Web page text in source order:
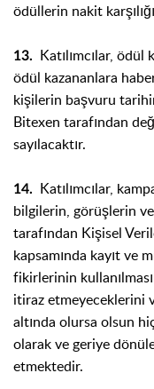
ödüllerin nakit
13.
Katılımcılar,
ödül kazananlara
kişilerin başvuru
Bitexen tarafından
sayılacaktır.
14.
Katılımcılar,
bilgilerin, görüşlerin
tarafından Kişisel
kapsamında kayıt ve
fikirlerinin
itiraz etmeyeceklerini
altında olursa olsun
olarak ve geriye
etmektedir.